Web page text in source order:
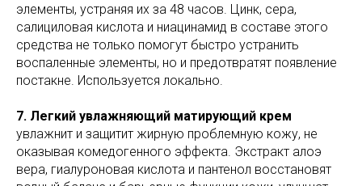
элементы, устраняя их за 48 часов. Цинк, сера,
салициловая кислота и ниацинамид в составе этого
средства не только помогут быстро устранить
воспаленные элементы, но и предотвратят появление
постакне. Используется локально.
7. Легкий увлажняющий матирующий крем
увлажнит и защитит жирную проблемную кожу, не
оказывая комедогенного эффекта. Экстракт алоэ
вера, гиалуроновая кислота и пантенол восстановят